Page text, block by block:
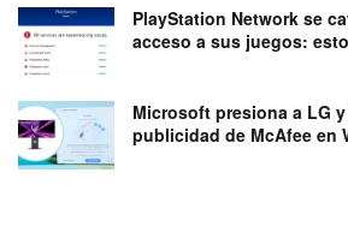
PlayStation Network se
acceso a sus juegos:
Microsoft presiona a LG
publicidad de McAfee en